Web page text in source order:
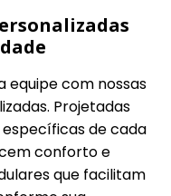
equipe com nossas
Projetadas
de cada
conforto e
que facilitam